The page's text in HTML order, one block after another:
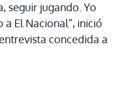
seguir jugando. Yo
El Nacional”, inició
concedida a